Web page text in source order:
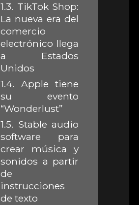
1.3. TikTok Shop:
La nueva era del
comercio
electrónico llega
a Estados
Unidos
1.4. Apple tiene
su evento
“Wonderlust”
1.5. Stable audio
software para
crear música y
sonidos a partir
de
instrucciones
de texto